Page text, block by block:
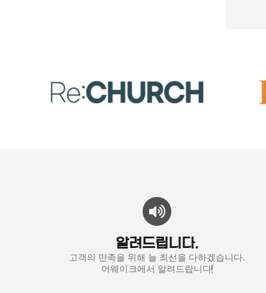
알려드립니다.
고객의 만족을 위해 늘 최선을 다하겠습니다.
어웨이크에서 알려드립니다!